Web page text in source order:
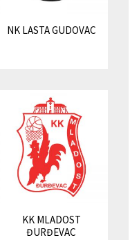
NK LASTA GUDOVAC
KK MLADOST
ĐURĐEVAC